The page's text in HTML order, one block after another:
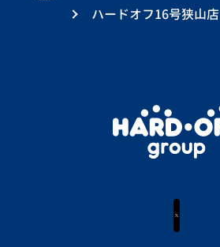
ハードオフ16号狭山店